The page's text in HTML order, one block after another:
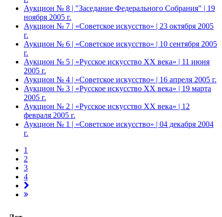
Аукцион № 8 | "Заседание Федерального Собрания" | 19
ноября 2005 г.
Аукцион № 7 | «Советское искусство» | 23 октября 2005
г.
Аукцион № 6 | «Советское искусство» | 10 сентября 2005
г.
Аукцион № 5 | «Русское искусство ХХ века» | 11 июня
2005 г.
Аукцион № 4 | «Советское искусство» | 16 апреля 2005 г.
Аукцион № 3 | «Русское искусство ХХ века» | 19 марта
2005 г.
Аукцион № 2 | «Русское искусство ХХ века» | 12
февраля 2005 г.
Аукцион № 1 | «Советское искусство» | 04 декабря 2004
г.
1
2
3
4